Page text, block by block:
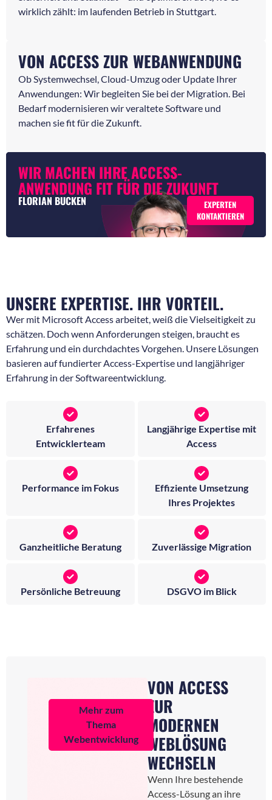
wirklich zählt: im laufenden Betrieb in Stuttgart.
VON ACCESS ZUR WEBANWENDUNG
Ob Systemwechsel, Cloud-Umzug oder Update Ihrer
Anwendungen: Wir begleiten Sie bei der Migration. Bei
Bedarf modernisieren wir veraltete Software und
machen sie fit für die Zukunft.
WIR MACHEN IHRE ACCESS-
ANWENDUNG FIT FÜR DIE ZUKUNFT
FLORIAN BUCKEN
EXPERTEN
KONTAKTIEREN
UNSERE EXPERTISE. IHR VORTEIL.
Wer mit Microsoft Access arbeitet, weiß die Vielseitigkeit zu
schätzen. Doch wenn Anforderungen steigen, braucht es
Erfahrung und ein durchdachtes Vorgehen. Unsere Lösungen
basieren auf fundierter Access-Expertise und langjähriger
Erfahrung in der Softwareentwicklung.
Erfahrenes
Entwicklerteam
Langjährige Expertise mit
Access
Performance im Fokus
Effiziente Umsetzung
Ihres Projektes
Ganzheitliche Beratung Zuverlässige Migration
Persönliche Betreuung DSGVO im Blick
VON ACCESS
ZUR
MODERNEN
WEBLÖSUNG
WECHSELN
Wenn Ihre bestehende
Access-Lösung an ihre
Mehr zum
Thema
Webentwicklung